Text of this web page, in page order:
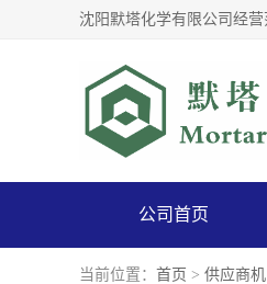
公司首页
当前位置： 首页 > 供应商机